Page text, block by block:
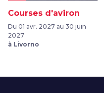
Courses d'aviron
Du 01 avr. 2027 au 30 juin
2027
à Livorno